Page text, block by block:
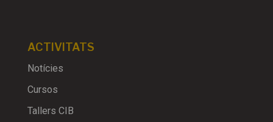
ACTIVITATS
Notícies
Cursos
Tallers CIB